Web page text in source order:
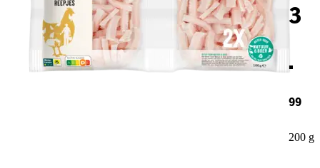
3
.
99
200 g